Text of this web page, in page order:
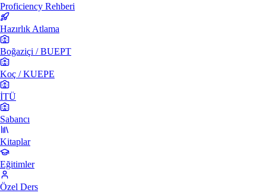
Proficiency Rehberi
Hazırlık Atlama
Boğaziçi / BUEPT
Koç / KUEPE
İTÜ
Sabancı
Kitaplar
Eğitimler
Özel Ders